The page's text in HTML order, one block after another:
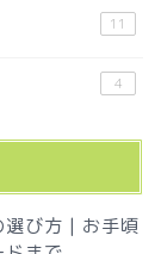
11
4
選び方 | お手頃